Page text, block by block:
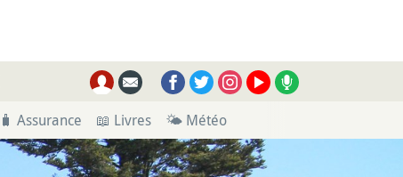
🧳 Assurance 📖 Livres 🌤 Météo